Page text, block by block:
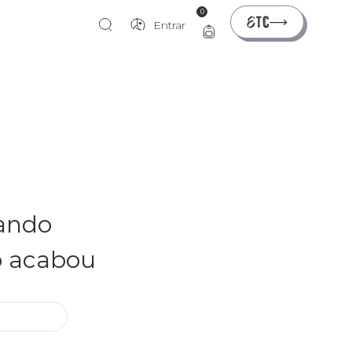
Entrar
0
acabou